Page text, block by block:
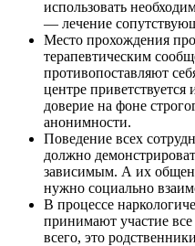
использовать
— лечение
Место прохождения
терапевтическим
противопоставляют
центре
доверие на фоне
анонимности.
Поведение всех
должно
зависимым. А их
нужно социально
В процессе
принимают участие
всего, это